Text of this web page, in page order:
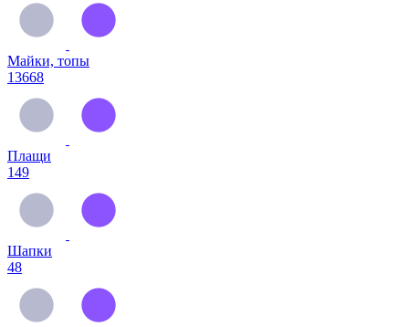
Майки, топы
13668
Плащи
149
Шапки
48